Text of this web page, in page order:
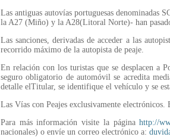
Las antiguas autovías portuguesas
la A27 (Miño) y la A28(Litoral Norte)- han
Las sanciones, derivadas de acceder a las
recorrido máximo de la autopista de peaje.
En relación con los turistas que se desplacen a
seguro obligatorio de automóvil se acredita
detalle elTitular, se identifique el vehículo y se
Las Vías con Peajes exclusivamente
Para más información visite la páginahttp://
nacionales) o envíe un correo electrónico a: